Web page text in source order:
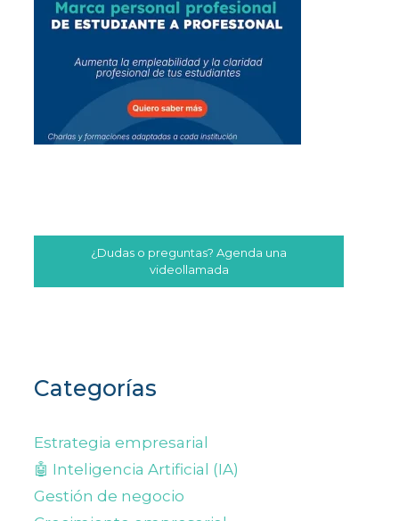
¿Dudas o preguntas? Agenda una
videollamada
Categorías
Estrategia empresarial
🤖 Inteligencia Artificial (IA)
Gestión de negocio